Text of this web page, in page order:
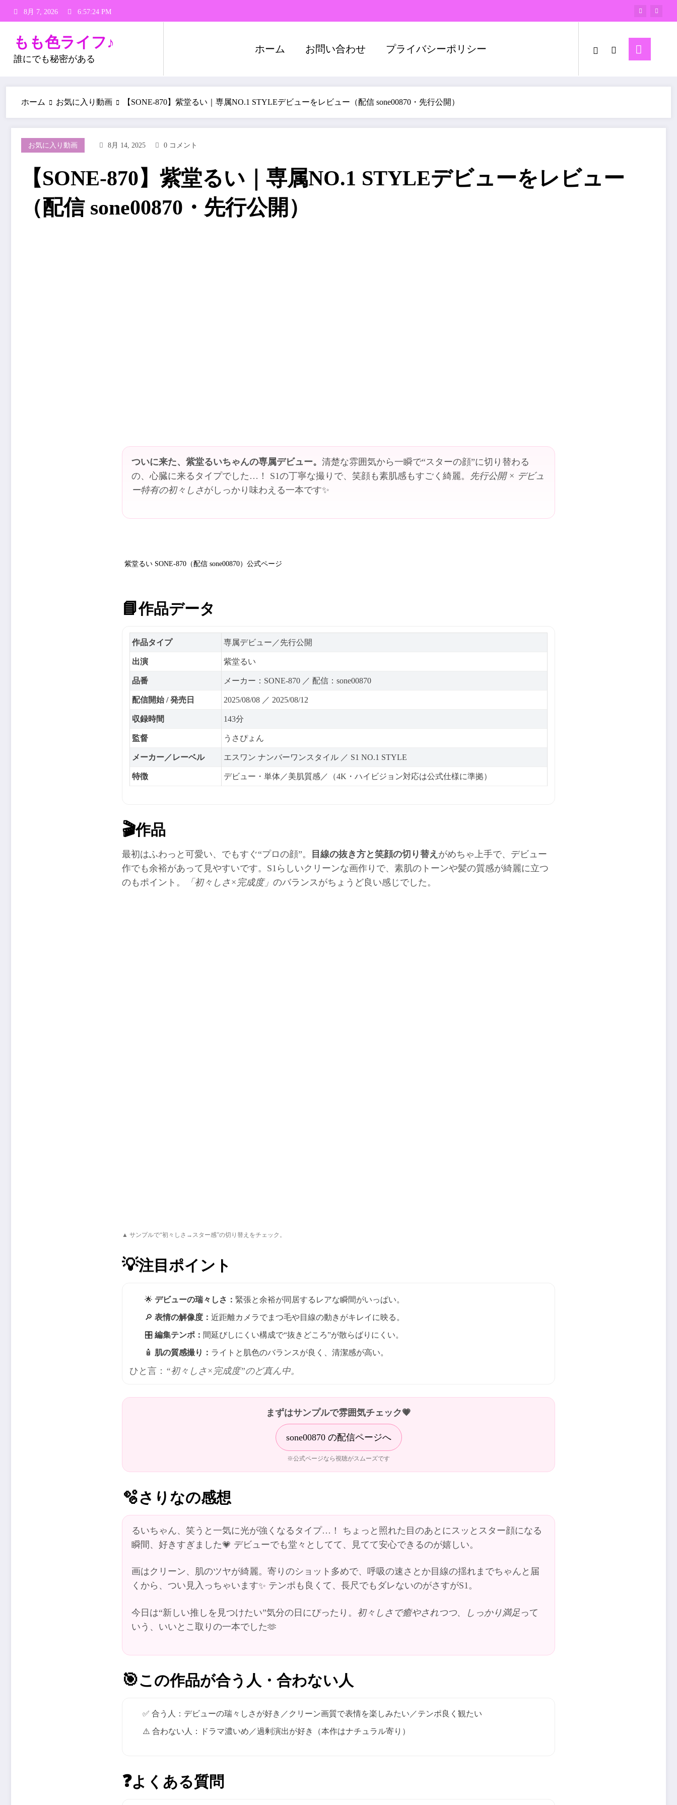
プ
8月 7, 2026 6:57:25 PM
もも色ライフ♪
誰にでも秘密がある
ホーム お問い合わせ プライバシーポリシー
ホーム お気に入り動画 【SONE-870】紫堂るい｜専属NO.1 STYLEデビューをレビュー（配信 sone00870・先行公開）
お気に入り動画 8月 14, 2025 0 コメント
【SONE-870】紫堂るい｜専属NO.1 STYLEデビューをレビュー
（配信 sone00870・先行公開）
ついに来た、紫堂るいちゃんの専属デビュー。 清楚な雰囲気から一瞬で“スターの顔”に切り替わる
の、心臓に来るタイプでした…！ S1の丁寧な撮りで、笑顔も素肌感もすごく綺麗。 先行公開 × デビュ
ー特有の初々しさがしっかり味わえる一本です✨
紫堂るい SONE-870（配信 sone00870）公式ページ
📘作品データ
作品タイプ 専属デビュー／先行公開
出演 紫堂るい
品番 メーカー：SONE-870 ／ 配信：sone00870
配信開始 / 発売日 2025/08/08 ／ 2025/08/12
収録時間 143分
監督 うさぴょん
メーカー／レーベル エスワン ナンバーワンスタイル ／ S1 NO.1 STYLE
特徴 デビュー・単体／美肌質感／（4K・ハイビジョン対応は公式仕様に準拠）
🎬作品
最初はふわっと可愛い、でもすぐ“プロの顔”。 目線の抜き方と笑顔の切り替え がめちゃ上手で、デビュー
作でも余裕があって見やすいです。S1らしいクリーンな画作りで、素肌のトーンや髪の質感が綺麗に立つ
のもポイント。
「初々しさ×完成度」 のバランスがちょうど良い感じでした。
▲ サンプルで“初々しさ→スター感”の切り替えをチェック。
💡注目ポイント
🌟 デビューの瑞々しさ： 緊張と余裕が同居するレアな瞬間がいっぱい。
🔎 表情の解像度： 近距離カメラでまつ毛や目線の動きがキレイに映る。
🎛️ 編集テンポ： 間延びしにくい構成で“抜きどころ”が散らばりにくい。
🧴 肌の質感撮り： ライトと肌色のバランスが良く、清潔感が高い。
ひと言： “初々しさ×完成度”のど真ん中。
まずはサンプルで雰囲気チェック💗
sone00870 の配信ページへ
※公式ページなら視聴がスムーズです
🫧さりなの感想
るいちゃん、笑うと一気に光が強くなるタイプ…！ ちょっと照れた目のあとにスッとスター顔になる
瞬間、好きすぎました💗 デビューでも堂々としてて、見てて安心できるのが嬉しい。
画はクリーン、肌のツヤが綺麗。寄りのショット多めで、呼吸の速さとか目線の揺れまでちゃんと届
くから、つい見入っちゃいます✨ テンポも良くて、長尺でもダレないのがさすがS1。
今日は“新しい推しを見つけたい”気分の日にぴったり。 初々しさで癒やされつつ、しっかり満足って
いう、いいとこ取りの一本でした🫶
🎯この作品が合う人・合わない人
✅ 合う人：デビューの瑞々しさが好き／クリーン画質で表情を楽しみたい／テンポ良く観たい
⚠️ 合わない人：ドラマ濃いめ／過剰演出が好き（本作はナチュラル寄り）
❓よくある質問